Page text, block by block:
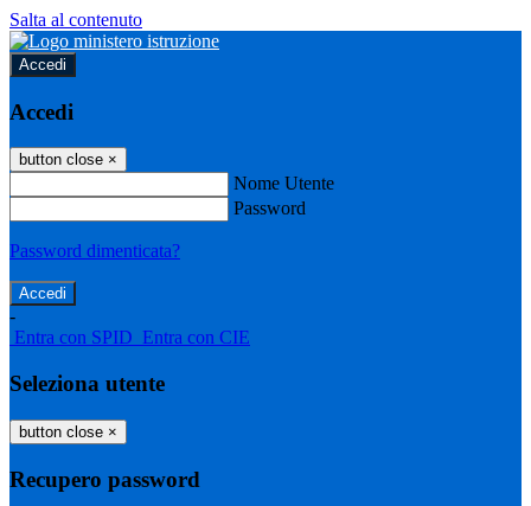
Salta al contenuto
Accedi
Accedi
button close ×
Nome Utente
Password
Password dimenticata?
-
Entra con SPID Entra con CIE
Seleziona utente
button close ×
Recupero password